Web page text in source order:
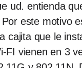
ud. entienda
este motivo
cajita que le
FI vienen en 3